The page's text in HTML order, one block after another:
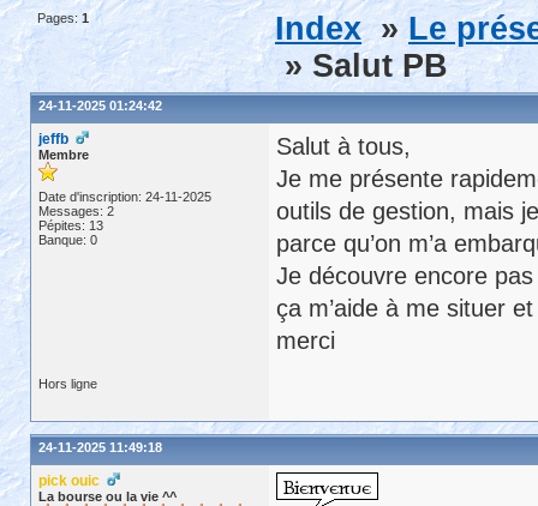
Pages: 1 Index »Le
» Salut PB
24-11-2025 01:24:42
jeffb
Membre
Date d'inscription: 24-11-2025
Messages: 2
Pépites: 13
Banque: 0
Salut à tous,
Je me présente
outils de gestion, mais
parce qu’on m’a
Je découvre encore
ça m’aide à me situer
merci
Hors ligne
24-11-2025 11:49:18
pick ouic
La bourse ou la vie ^^